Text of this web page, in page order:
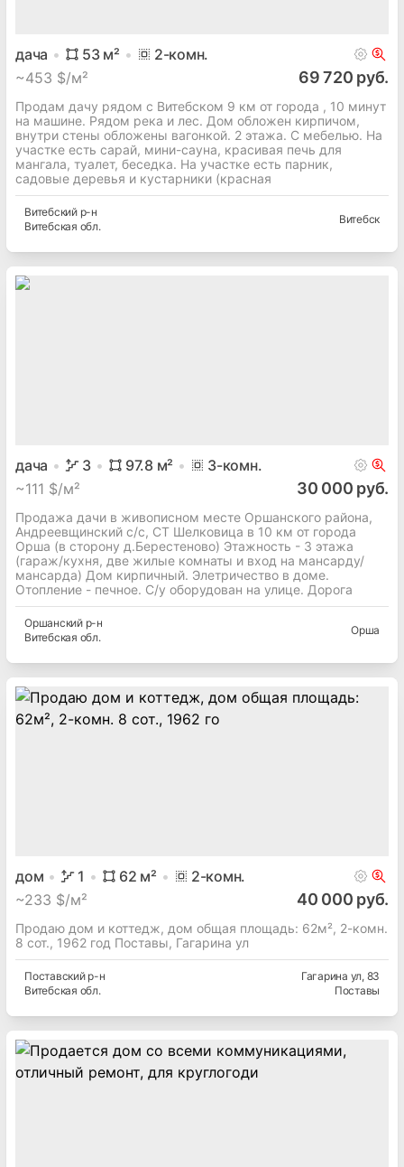
дача 53м² 2-комн.
~453 $/м² 69 720 руб.
Продам дачу рядом с Витебском 9 км от города , 10 минут
на машине. Рядом река и лес. Дом обложен кирпичом,
внутри стены обложены вагонкой. 2 этажа. С мебелью. На
участке есть сарай, мини-сауна, красивая печь для
мангала, туалет, беседка. На участке есть парник,
садовые деревья и кустарники (красная
Витебскийр-н
Витебская обл.
Витебск
дача 3 97.8 м² 3-комн.
~111 $/м² 30 000 руб.
Продажа дачи в живописном месте Оршанского района,
Андреевщинский с/с, СТ Шелковица в 10 км от города
Орша (в сторону д.Берестеново) Этажность - 3 этажа
(гараж/кухня, две жилые комнаты и вход на мансарду/
мансарда) Дом кирпичный. Элетричество в доме.
Отопление - печное. С/у оборудован на улице. Дорога
Оршанскийр-н
Витебская обл.
Орша
дом 1 62 м² 2-комн.
~233 $/м² 40 000 руб.
Продаю дом и коттедж, дом общая площадь: 62м², 2-комн.
8 сот., 1962 год Поставы, Гагарина ул
Поставскийр-н
Витебская обл.
Гагарина ул, 83
Поставы